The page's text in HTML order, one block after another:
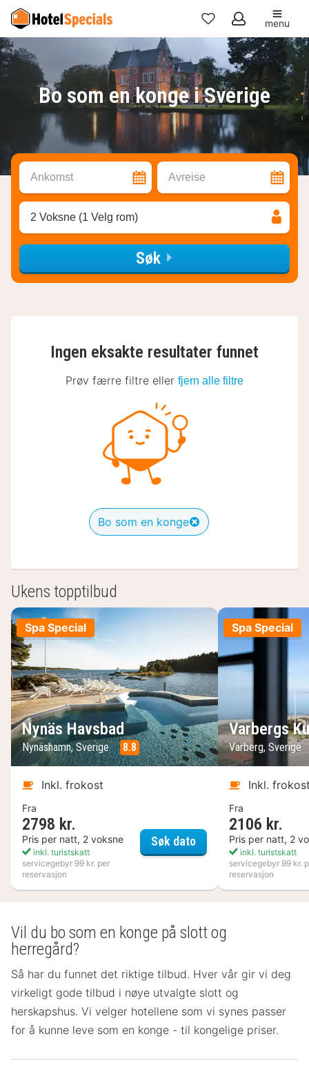
Mine
favoritter
menu
Bo som en konge i Sverige
Ankomst Avreise
2 Voksne (1 Velg rom)
Søk
Ingen eksakte resultater funnet
Prøv færre filtre eller fjern alle filtre
Bo som en konge
Ukens topptilbud
Spa Special
Nynäs Havsbad
Nynäshamn, Sverige 8.8
Inkl. frokost
Fra
2798 kr.
Pris per natt, 2 voksne
inkl. turistskatt
servicegebyr 99 kr. per
reservasjon
Søk datoNynäs Havsbad
Spa Special
Varbergs
Varberg, Sverige
Inkl.
Fra
2106 kr.
Pris per natt, 2
inkl. turistskatt
servicegebyr 99 kr.
reservasjon
Vil du bo som en konge på slott og
herregård?
Så har du funnet det riktige tilbud. Hver vår gir vi deg
virkeligt gode tilbud i nøye utvalgte slott og
herskapshus. Vi velger hotellene som vi synes passer
for å kunne leve som en konge - til kongelige priser.